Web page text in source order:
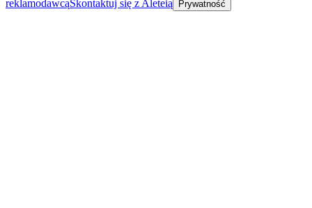
reklamodawcąSkontaktuj się z Aleteią Prywatność